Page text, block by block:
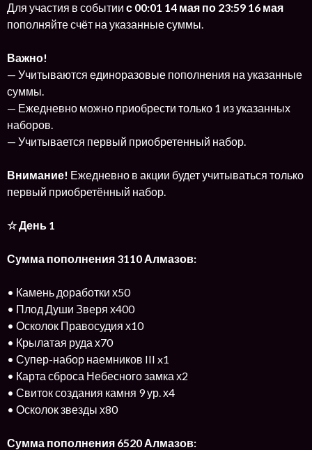
Для участия в событии с 00:01 14 мая по 23:59 16 мая
пополняйте счёт на указанные суммы.
Важно!
— Учитываются единоразовые пополнения на указанные
суммы.
— Ежедневно можно приобрести только 1 из указанных
наборов.
— Учитывается первый приобретенный набор.
Внимание! Ежедневно в акции будет учитываться только
первый приобретённый набор.
☆ День 1
Сумма пополнения 3110 Алмазов:
• Камень доработки х50
• Плод Души Зверя х400
• Осколок Правосудия х10
• Крылатая руда х70
• Супер-набор наемников III x1
• Карта сброса Небесного замка х2
• Свиток создания камня 9 ур. х4
• Осколок звезды х80
Сумма пополнения 6520 Алмазов: